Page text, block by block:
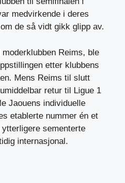
medvirkende i deres
de så vidt gikk glipp av.
Reims, ble
etter klubbens
Mens Reims til slutt
retur til Ligue 1
Jaouens individuelle
etablerte nummer én et
sementerte
internasjonal.